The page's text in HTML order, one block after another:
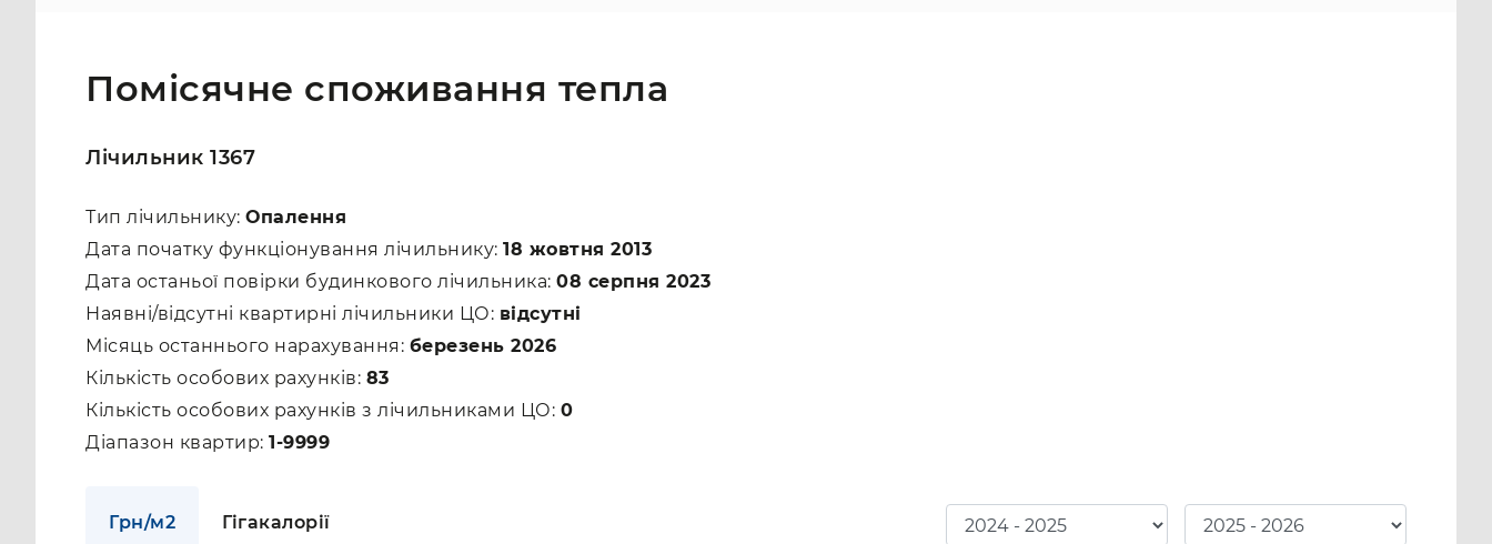
Помісячне споживання тепла
Лічильник 1367
Тип лічильнику: Опалення
Дата початку функціонування лічильнику: 18 жовтня 2013
Дата останьої повірки будинкового лічильника: 08 серпня 2023
Наявні/відсутні квартирні лічильники ЦО: відсутні
Місяць останнього нарахування: березень 2026
Кількість особових рахунків: 83
Кількість особових рахунків з лічильниками ЦО: 0
Діапазон квартир: 1-9999
Грн/м2 Гігакалорії